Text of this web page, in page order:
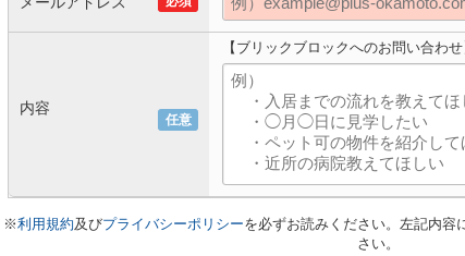
任意
内容
【ブリックブロックへのお問い合わせ
※利用規約及びプライバシーポリシーを必ずお読みください。左記内容
さい。